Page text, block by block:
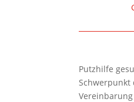
Putzhilfe